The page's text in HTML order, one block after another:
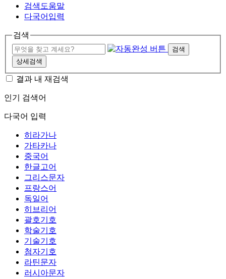
검색도움말
다국어입력
검색
검색
상세검색
결과 내 재검색
인기 검색어
다국어 입력
히라가나
가타카나
중국어
한글고어
그리스문자
프랑스어
독일어
히브리어
괄호기호
학술기호
기술기호
첨자기호
라틴문자
러시아문자